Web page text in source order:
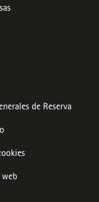
de Reserva
web